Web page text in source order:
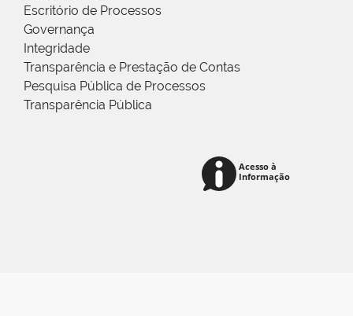
Escritório de Processos
Governança
Integridade
Transparência e Prestação de Contas
Pesquisa Pública de Processos
Transparência Pública